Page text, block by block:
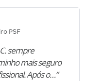
PSF
sempre
mais seguro
Após o…”